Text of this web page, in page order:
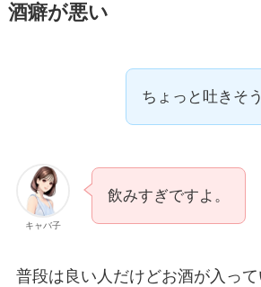
酒癖が悪い
ちょっと吐きそう
キャバ子
飲みすぎですよ。
普段は良い人だけどお酒が入っ